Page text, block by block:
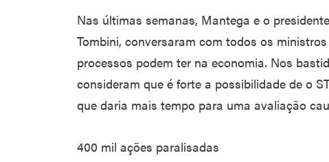
Nas últimas semanas, Mantega e o
Tombini, conversaram com todos os
processos podem ter na economia. Nos
consideram que é forte a possibilidade de o
que daria mais tempo para uma avaliação
400 mil ações paralisadas